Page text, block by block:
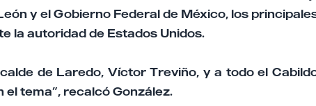
y el Gobierno Federal de México, los
la autoridad de Estados Unidos.
de Laredo, Víctor Treviño, y a todo el
el tema”, recalcó González.